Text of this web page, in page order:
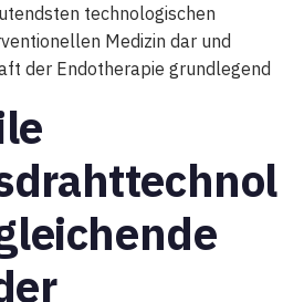
technologischen
Medizin dar und
der Endotherapie grundlegend